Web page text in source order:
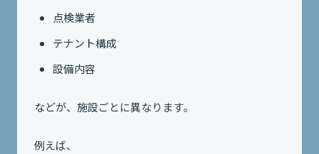
点検業者
テナント構成
設備内容
などが、施設ごとに異なります。
例えば、